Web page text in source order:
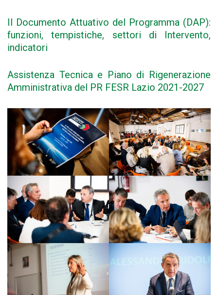
Il Documento Attuativo del Programma (DAP):
funzioni, tempistiche, settori di Intervento,
indicatori
Assistenza Tecnica e Piano di Rigenerazione
Amministrativa del PR FESR Lazio 2021-2027